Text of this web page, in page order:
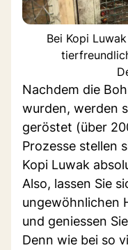
Bei Kopi
Nachdem die
wurden, werden
geröstet (über
Prozesse stellen
Kopi Luwak
Also, lassen Sie
ungewöhnlichen
und geniessen
Denn wie bei so